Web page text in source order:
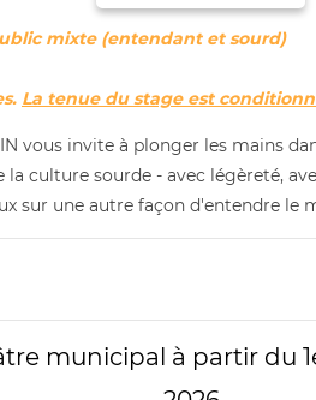
mixte (entendant et sourd)
La tenue du stage est
vous invite à plonger les mains
la culture sourde - avec légèreté,
sur une autre façon d'entendre le
municipal à partir du